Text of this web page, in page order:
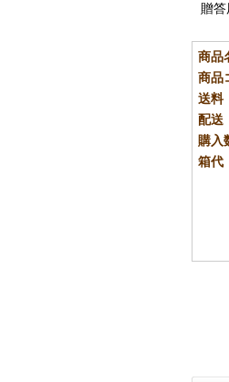
贈
商品
商品
送料
配送
購入
箱代